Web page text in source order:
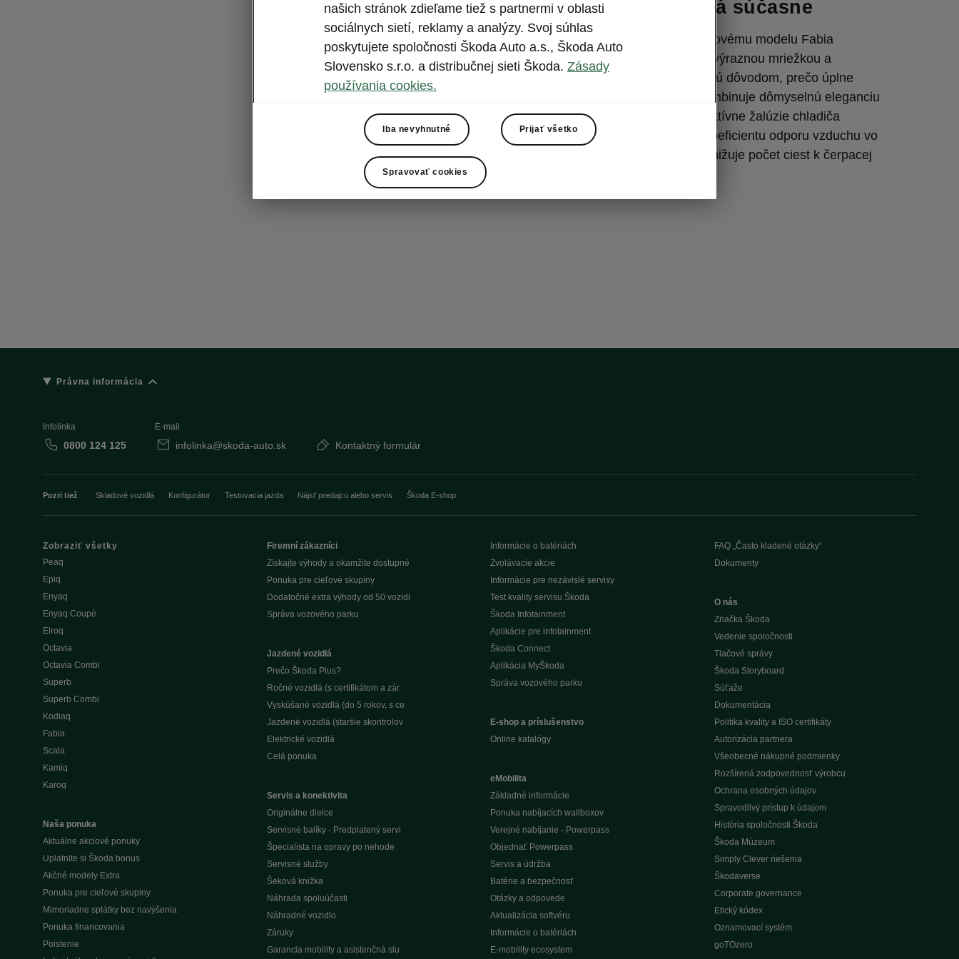
Krásna a funkčná súčasne
LED svetlomety dodávajú novému modelu Fabia
dynamický vzhľad. Spolu s výraznou mriežkou a
invenčnými tvarom kapoty sú dôvodom, prečo úplne
nová Fabia tak úspešne kombinuje dômyselnú eleganciu
s atraktívnou dynamikou. Aktívne žalúzie chladiča
prispievajú k najlepšiemu koeficientu odporu vzduchu vo
svojej triede (od 0,28), čo znižuje počet ciest k čerpacej
Právna informácia
Infolinka
0800 124 125
E-mail
infolinka@skoda-auto.sk Kontaktný formulár
Pozri tiež Skladové vozidlá Konfigurátor Testovacia jazda Nájsť predajcu alebo servis Škoda E-shop
Zobraziť všetky
Peaq
Epiq
Enyaq
Enyaq Coupé
Elroq
Octavia
Octavia Combi
Superb
Superb Combi
Kodiaq
Fabia
Scala
Kamiq
Karoq
Naša ponuka
Aktuálne akciové ponuky
Uplatnite si Škoda bonus
Akčné modely Extra
Ponuka pre cieľové skupiny
Mimoriadne splátky bez navýšenia
Ponuka financovania
Poistenie
Firemní zákazníci
Získajte výhody a okamžite dostupné
Ponuka pre cieľové skupiny
Dodatočné extra výhody od 50 vozidi
Správa vozového parku
Jazdené vozidlá
Prečo Škoda Plus?
Ročné vozidlá (s certifikátom a zár
Vyskúšané vozidlá (do 5 rokov, s ce
Jazdené vozidlá (staršie skontrolov
Elektrické vozidlá
Celá ponuka
Servis a konektivita
Originálne dielce
Servisné balíky - Predplatený servi
Špecialista na opravy po nehode
Servisné služby
Šeková knižka
Náhrada spoluúčasti
Náhradné vozidlo
Záruky
Garancia mobility a asistenčná slu
Informácie o batériách
Zvolávacie akcie
Informácie pre nezávislé servisy
Test kvality servisu Škoda
Škoda Infotainment
Aplikácie pre infotainment
Škoda Connect
Aplikácia MyŠkoda
Správa vozového parku
E-shop a príslušenstvo
Online katalógy
eMobilita
Základné informácie
Ponuka nabíjacích wallboxov
Verejné nabíjanie - Powerpass
Objednať Powerpass
Servis a údržba
Batérie a bezpečnosť
Otázky a odpovede
Aktualizácia softvéru
Informácie o batériách
E-mobility ecosystem
FAQ „Často kladené otázky“
Dokumenty
O nás
Značka Škoda
Vedenie spoločnosti
Tlačové správy
Škoda Storyboard
Súťaže
Dokumentácia
Politika kvality a ISO certifikáty
Autorizácia partnera
Všeobecné nákupné podmienky
Rozšírená zodpovednosť výrobcu
Ochrana osobných údajov
Spravodlivý prístup k údajom
História spoločnosti Škoda
Škoda Múzeum
Simply Clever riešenia
Škodaverse
Corporate governance
Etický kódex
Oznamovací systém
goTOzero
našich stránok zdieľame tiež s partnermi v oblasti
sociálnych sietí, reklamy a analýzy. Svoj súhlas
poskytujete spoločnosti Škoda Auto a.s., Škoda Auto
Slovensko s.r.o. a distribučnej sieti Škoda. Zásady
používania cookies.
Iba nevyhnutné Prijať všetko
Spravovať cookies